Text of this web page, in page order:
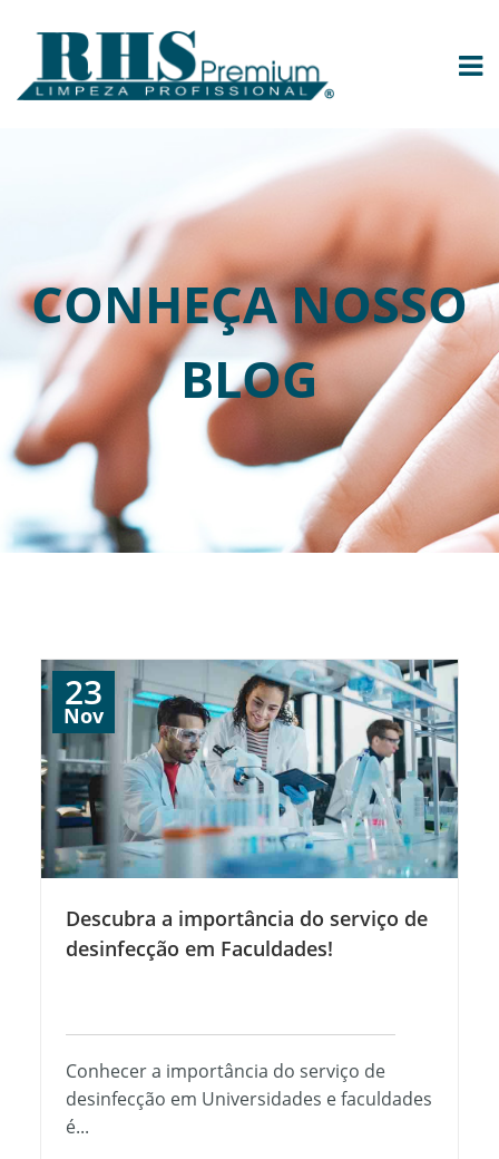
CONHEÇA NOSSO
BLOG
23
Nov
Descubra a importância do serviço de
desinfecção em Faculdades!
Conhecer a importância do serviço de
desinfecção em Universidades e faculdades
é...